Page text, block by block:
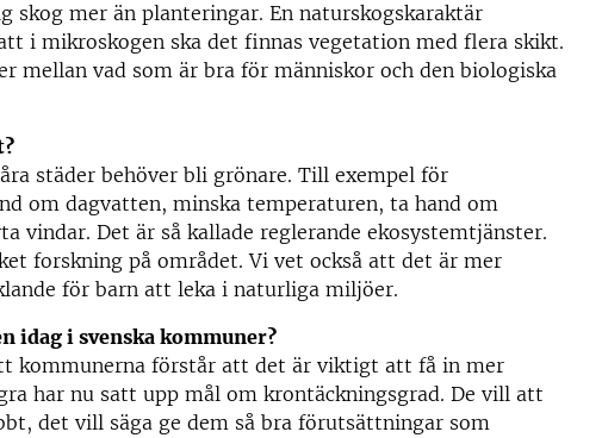
skog mer än planteringar. En naturskogskaraktär
i mikroskogen ska det finnas vegetation med flera skikt.
mellan vad som är bra för människor och den biologiska
städer behöver bli grönare. Till exempel för
om dagvatten, minska temperaturen, ta hand om
vindar. Det är så kallade reglerande ekosystemtjänster.
forskning på området. Vi vet också att det är mer
för barn att leka i naturliga miljöer.
idag i svenska kommuner?
kommunerna förstår att det är viktigt att få in mer
har nu satt upp mål om krontäckningsgrad. De vill att
det vill säga ge dem så bra förutsättningar som